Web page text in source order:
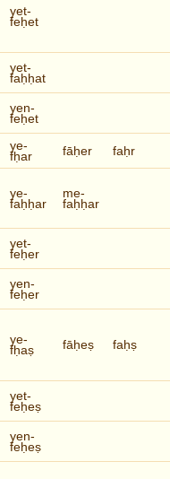
yet-
feḥet
yet-
faḥḥat
yen-
feḥet
ye-
fḥar fāḥer faḥr
ye-
faḥḥar
me-
faḥḥar
yet-
feḥer
yen-
feḥer
ye-
fḥaṣ fāḥeṣ faḥṣ
yet-
feḥeṣ
yen-
feḥeṣ